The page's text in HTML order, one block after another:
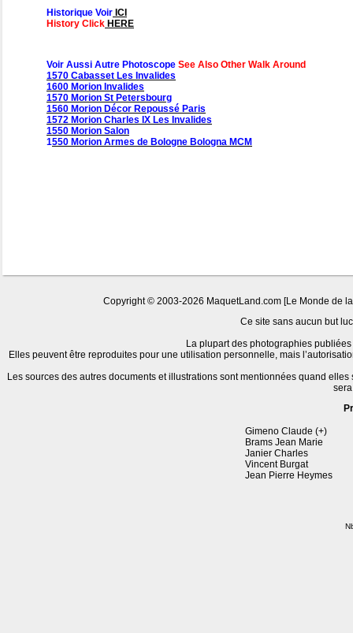
Historique Voir ICI
History Click HERE
Voir Aussi Autre Photoscope See Also Other Walk Around
1570 Cabasset Les Invalides
1600 Morion Invalides
1570 Morion St Petersbourg
1560 Morion Décor Repoussé Paris
1572 Morion Charles IX Les Invalides
1550 Morion Salon
1550 Morion Armes de Bologne Bologna MCM
Copyright © 2003-2026 MaquetLand.com [Le Monde de
Ce site sans aucun but
La plupart des photographies
Elles peuvent être reproduites pour une utilisation personnelle, mais
Les sources des autres documents et illustrations sont mentionnées quand
Gimeno Claude (+)
Brams Jean Marie
Janier Charles
Vincent Burgat
Jean Pierre Heymes